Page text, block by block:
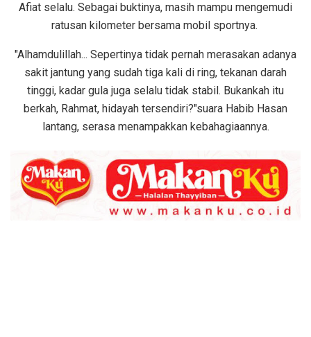
Afiat selalu. Sebagai buktinya, masih mampu mengemudi
ratusan kilometer bersama mobil sportnya.
"Alhamdulillah... Sepertinya tidak pernah merasakan adanya
sakit jantung yang sudah tiga kali di ring, tekanan darah
tinggi, kadar gula juga selalu tidak stabil. Bukankah itu
berkah, Rahmat, hidayah tersendiri?"suara Habib Hasan
lantang, serasa menampakkan kebahagiaannya.